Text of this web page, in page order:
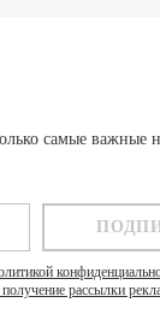
самые важные
получение рассылки